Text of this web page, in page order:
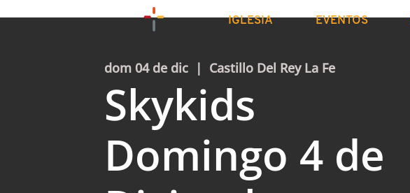
IGLESIA EVENTOS
dom 04 de dic
  |
Castillo Del Rey La Fe
Skykids
Domingo 4 de